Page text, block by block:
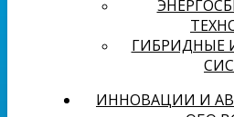
ГИБРИДНЫЕ
ИННОВАЦИИ И